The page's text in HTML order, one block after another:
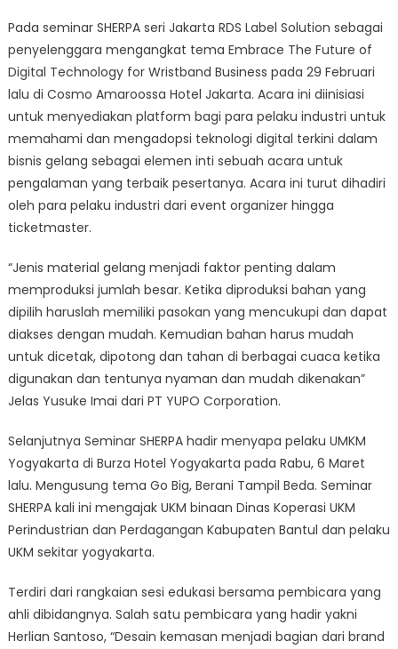
Wristband
Industri
Pada seminar SHERPA seri Jakarta RDS Label Solution sebagai
penyelenggara mengangkat tema Embrace The Future of
Digital Technology for Wristband Business pada 29 Februari
lalu di Cosmo Amaroossa Hotel Jakarta. Acara ini diinisiasi
untuk menyediakan platform bagi para pelaku industri untuk
memahami dan mengadopsi teknologi digital terkini dalam
bisnis gelang sebagai elemen inti sebuah acara untuk
pengalaman yang terbaik pesertanya. Acara ini turut dihadiri
oleh para pelaku industri dari event organizer hingga
ticketmaster.
“Jenis material gelang menjadi faktor penting dalam
memproduksi jumlah besar. Ketika diproduksi bahan yang
dipilih haruslah memiliki pasokan yang mencukupi dan dapat
diakses dengan mudah. Kemudian bahan harus mudah
untuk dicetak, dipotong dan tahan di berbagai cuaca ketika
digunakan dan tentunya nyaman dan mudah dikenakan”
Jelas Yusuke Imai dari PT YUPO Corporation.
Selanjutnya Seminar SHERPA hadir menyapa pelaku UMKM
Yogyakarta di Burza Hotel Yogyakarta pada Rabu, 6 Maret
lalu. Mengusung tema Go Big, Berani Tampil Beda. Seminar
SHERPA kali ini mengajak UKM binaan Dinas Koperasi UKM
Perindustrian dan Perdagangan Kabupaten Bantul dan pelaku
UKM sekitar yogyakarta.
Terdiri dari rangkaian sesi edukasi bersama pembicara yang
ahli dibidangnya. Salah satu pembicara yang hadir yakni
Herlian Santoso, “Desain kemasan menjadi bagian dari brand